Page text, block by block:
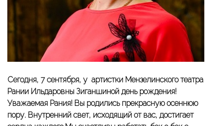
Сегодня, 7 сентября, у артистки Мензелинского театра
Рании Ильдаровны Зиганшиной день рождения!
Уважаемая Рания! Вы родились прекрасную осеннюю
пору. Внутренний свет, исходящий от вас, достигает